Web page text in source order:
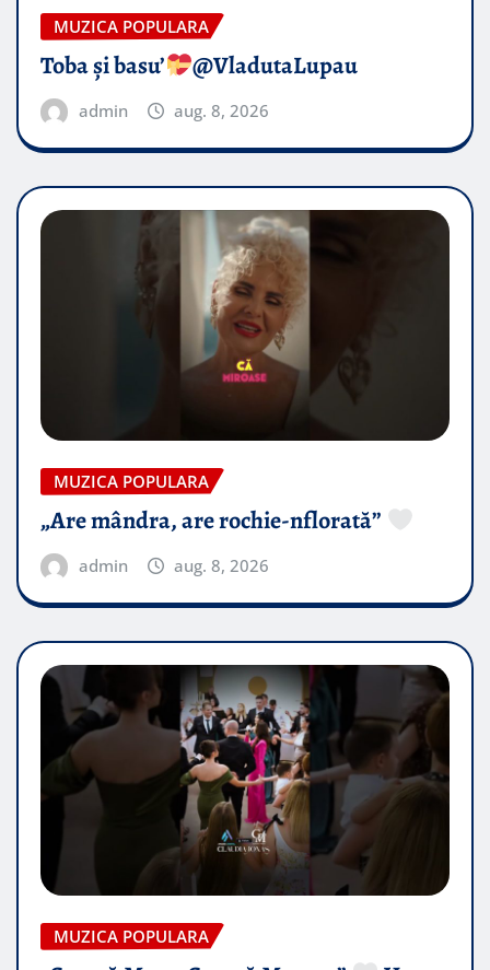
MUZICA POPULARA
Toba și basu’ @VladutaLupau
admin aug. 8, 2026
MUZICA POPULARA
„Are mândra, are rochie-nflorată”
admin aug. 8, 2026
MUZICA POPULARA